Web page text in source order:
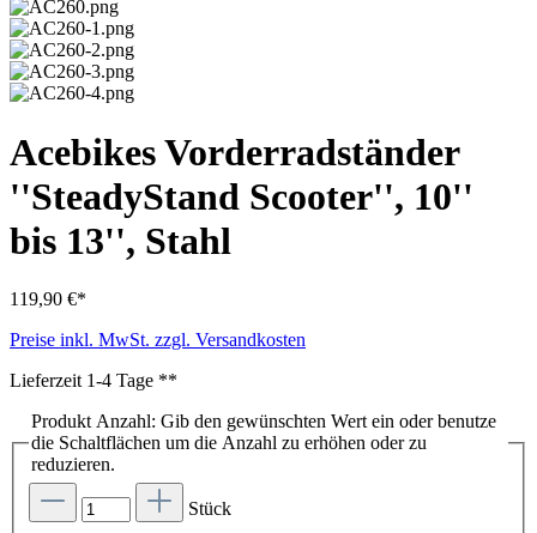
Acebikes Vorderradständer
''SteadyStand Scooter'', 10''
bis 13'', Stahl
119,90 €*
Preise inkl. MwSt. zzgl. Versandkosten
Lieferzeit 1-4 Tage **
Produkt Anzahl: Gib den gewünschten Wert ein oder benutze
die Schaltflächen um die Anzahl zu erhöhen oder zu
reduzieren.
Stück